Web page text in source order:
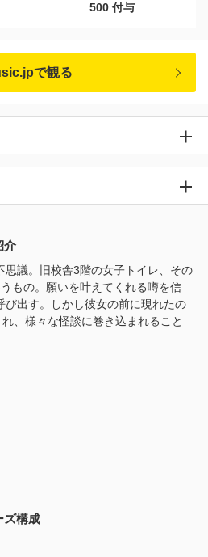
500 付与
で観る
介
思議。旧校舎3階の女子トイレ、その
もの。願いを叶えてくれる噂を信
び出す。しかし彼女の前に現れたの
、様々な怪談に巻き込まれること
ズ構成